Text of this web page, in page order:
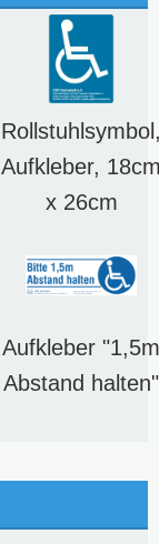
Aufkleber,
x 26cm
Aufkleber "1,5m
Abstand halten"